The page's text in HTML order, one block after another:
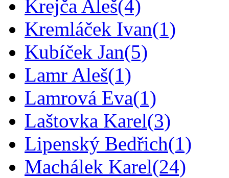
Krejča Aleš(4)
Kremláček Ivan(1)
Kubíček Jan(5)
Lamr Aleš(1)
Lamrová Eva(1)
Laštovka Karel(3)
Lipenský Bedřich(1)
Machálek Karel(24)